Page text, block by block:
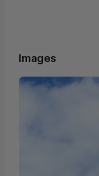
Images